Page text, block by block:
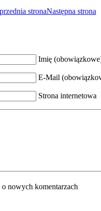
stronaNastępna strona
Imię
E-Mail
Strona internetowa
nowych komentarzach